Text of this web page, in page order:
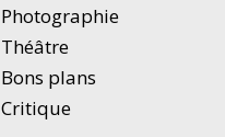
Photographie
Théâtre
Bons plans
Critique